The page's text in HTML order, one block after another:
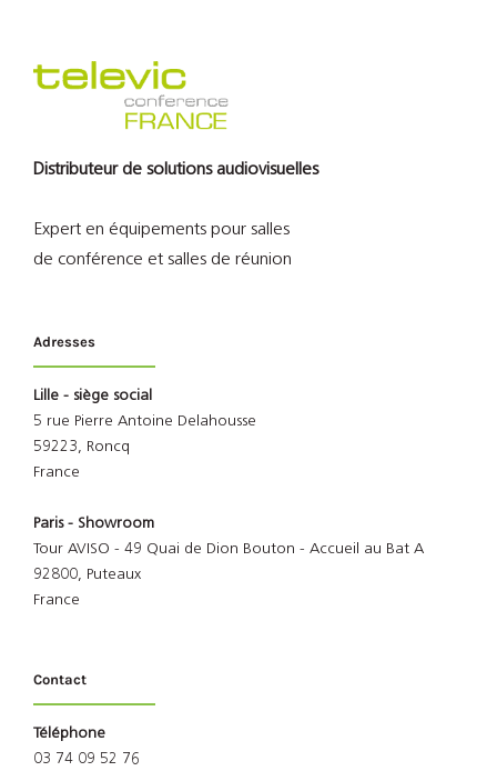
Distributeur de solutions audiovisuelles
Expert en équipements pour salles
de conférence et salles de réunion
Adresses
Lille - siège social
5 rue Pierre Antoine Delahousse
59223, Roncq
France
Paris - Showroom
Tour AVISO - 49 Quai de Dion Bouton - Accueil au Bat A
92800, Puteaux
France
Contact
Téléphone
03 74 09 52 76